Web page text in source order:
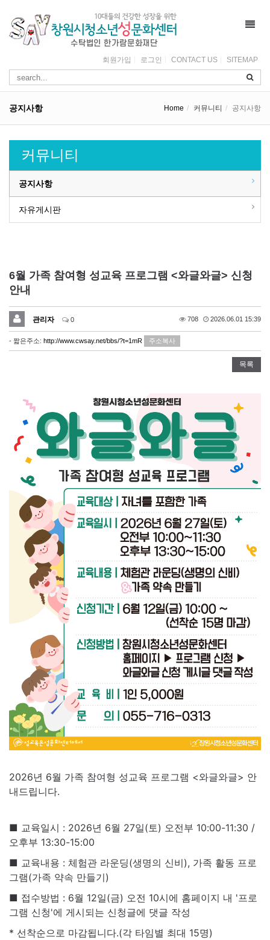
회원가입 로그인 CONTACT US SITEMAP
공지사항 Home 커뮤니티 공지사항
커뮤니티
공지사항
자유게시판
6월 가족 참여형 성교육 프로그램 <와글와글> 신청
안내
관리자 0 708 2026.06.01 15:39
- 짧은주소: http://www.cwsay.net/bbs/?t=1mR 주소복사
목록
2026년 6월 가족 참여형 성교육 프로그램 <와글와글> 안
내드립니다.
■ 교육일시 : 2026년 6월 27일(토) 오전부 10:00-11:30 /
오후부 13:30-15:00
■ 교육내용 : 체험관 라운딩(생명의 신비), 가족 활동 프로
그램(가족 약속 만들기)
■ 접수방법 : 6월 12일(금) 오전 10시에 홈페이지 내 '프로
그램 신청'에 게시되는 신청글에 댓글 작성
* 선착순으로 마감됩니다.(각 타임별 최대 15명)